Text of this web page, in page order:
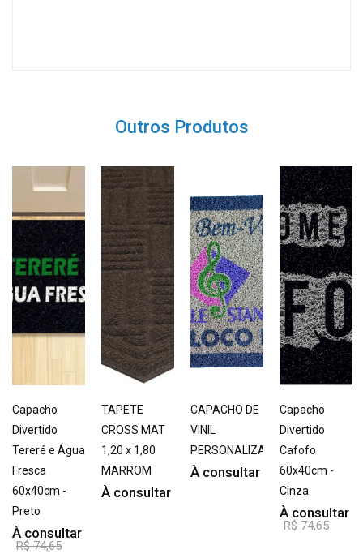
Outros Produtos
Capacho
Divertido
Tereré e Água
Fresca
60x40cm -
Preto
À consultar
R$ 74,65
TAPETE
CROSS MAT
1,20 x 1,80
MARROM
À consultar
CAPACHO DE
VINIL
PERSONALIZADO
À consultar
Capacho
Divertido
Cafofo
60x40cm -
Cinza
À consultar
R$ 74,65